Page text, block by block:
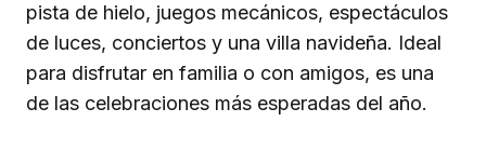
pista de hielo, juegos mecánicos, espectáculos
de luces, conciertos y una villa navideña. Ideal
para disfrutar en familia o con amigos, es una
de las celebraciones más esperadas del año.